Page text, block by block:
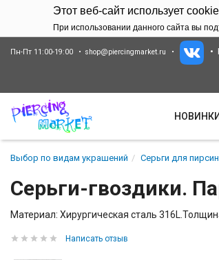
Этот веб-сайт использует
При использовании данного сайта вы
Пн-Пт 11:00-19:00 shop@piercingmarket.ru
НОВИНКИ
Выбор по видам украшений Серьги для
Серьги-гвоздики.
Материал: Хирургическая сталь
Написать отзыв